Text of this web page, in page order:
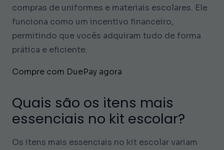
compras de uniformes e materiais escolares. Ele
funciona como um incentivo financeiro,
permitindo que vocês adquiram tudo de forma
prática e eficiente.
Compre com DuePay agora
Quais são os itens mais
essenciais no kit escolar?
Os itens mais essenciais no kit escolar variam